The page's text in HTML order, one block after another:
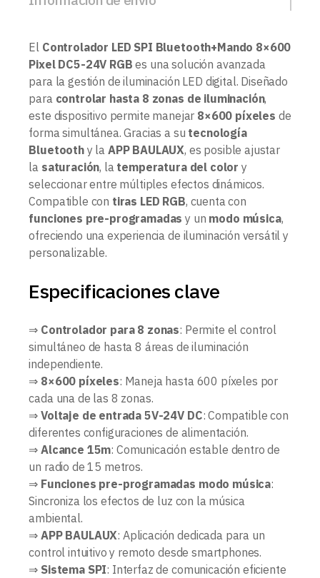
El Controlador LED SPI Bluetooth+Mando 8×600
Pixel DC5-24V RGB es una solución avanzada
para la gestión de iluminación LED digital. Diseñado
para controlar hasta 8 zonas de iluminación,
este dispositivo permite manejar 8×600 píxeles de
forma simultánea. Gracias a su tecnología
Bluetoothy la APP BAULAUX, es posible ajustar
la saturación, la temperatura del color y
seleccionar entre múltiples efectos dinámicos.
Compatible con tiras LED RGB, cuenta con
funciones pre-programadas y un modo música,
ofreciendo una experiencia de iluminación versátil y
personalizable.
Especificaciones clave
⇒ Controlador para 8 zonas: Permite el control
simultáneo de hasta 8 áreas de iluminación
independiente.
⇒ 8×600 píxeles: Maneja hasta 600 píxeles por
cada una de las 8 zonas.
⇒ Voltaje de entrada 5V-24V DC: Compatible con
diferentes configuraciones de alimentación.
⇒ Alcance 15m: Comunicación estable dentro de
un radio de 15 metros.
⇒ Funciones pre-programadas modo música:
Sincroniza los efectos de luz con la música
ambiental.
⇒ APP BAULAUX: Aplicación dedicada para un
control intuitivo y remoto desde smartphones.
⇒ Sistema SPI: Interfaz de comunicación eficiente